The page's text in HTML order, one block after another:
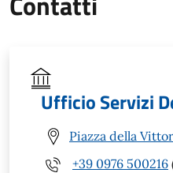
Ufficio Servizi
Piazza della
+39 0976 500216